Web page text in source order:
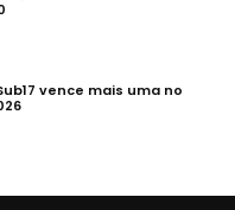
vence mais uma no